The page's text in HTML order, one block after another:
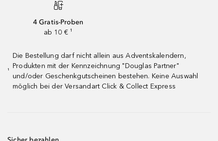
4 Gratis-Proben
ab 10 € ¹
¹
Die Bestellung darf nicht allein aus Adventskalendern,
Produkten mit der Kennzeichnung "Douglas Partner"
und/oder Geschenkgutscheinen bestehen. Keine Auswahl
möglich bei der Versandart Click & Collect Express